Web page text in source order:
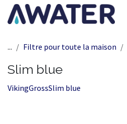
Se rendre au contenu
... Filtre pour toute la maison
Slim blue
VikingGrossSlim blue